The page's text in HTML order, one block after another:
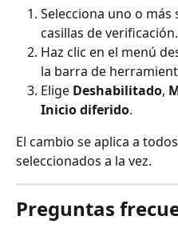
Selecciona uno o
casillas de verificación.
Haz clic en el menú
la barra de
Elige Deshabilitado,
Inicio diferido.
El cambio se aplica a
seleccionados a la vez.
Preguntas